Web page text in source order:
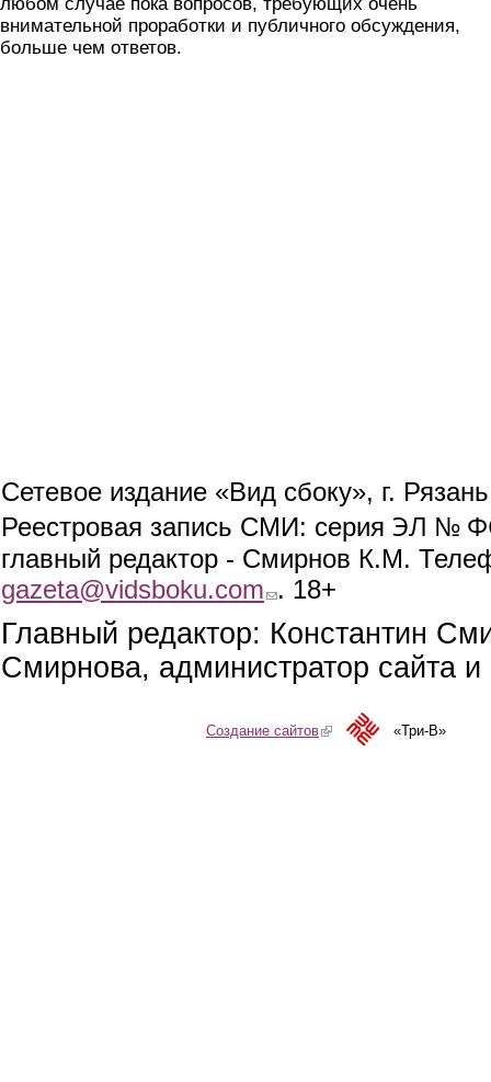
любом случае пока вопросов, требующих очень
внимательной проработки и публичного обсуждения,
больше чем ответов.
Сетевое издание «Вид сбоку», г.
Реестровая запись СМИ: серия ЭЛ №
главный редактор - Смирнов К.М.
gazeta@vidsboku.com (link sends e-mail)
. 18+
Главный редактор: Константин
Смирнова, администратор сайта
Создание сайтов(link is external)«Три-В»